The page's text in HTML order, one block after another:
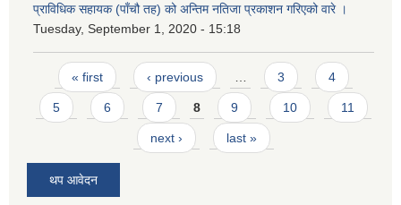
प्राविधिक सहायक (पाँचौ तह) को अन्तिम नतिजा प्रकाशन गरिएको वारे ।
Tuesday, September 1, 2020 - 15:18
Pages
« first ‹ previous … 3 4
5 6 7 8 9 10 11
next › last »
थप आवेदन